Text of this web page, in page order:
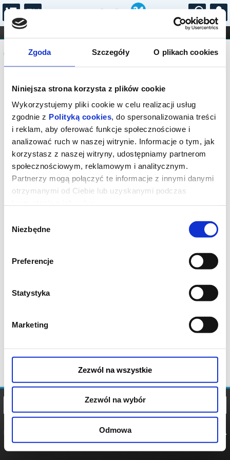
Zgoda Szczegóły O plikach cookies
Niniejsza strona korzysta z plików cookie
Wykorzystujemy pliki cookie w celu realizacji usług
zgodnie z Polityką cookies, do spersonalizowania treści
i reklam, aby oferować funkcje społecznościowe i
analizować ruch w naszej witrynie. Informacje o tym, jak
korzystasz z naszej witryny, udostępniamy partnerom
społecznościowym, reklamowym i analitycznym.
Partnerzy mogą połączyć te informacje z innymi danymi
otrzymanymi od Ciebie lub uzyskanymi podczas
zgody
Niezbędne
Preferencje
Statystyka
Marketing
Zezwól na wszystkie
Zezwól na wybór
Odmowa
...
FILHARMONIA OPERA I BALET
STAND-UP
DLA DZIECI
Komunikat
Sprzedaż on-line została zakończona,
sprawdź dostępność biletów w kasie.
Kontakt tel.: 18 544 74 72 lub e-mail:
kino@rabka.pl
POLITYKA
POLITYKA